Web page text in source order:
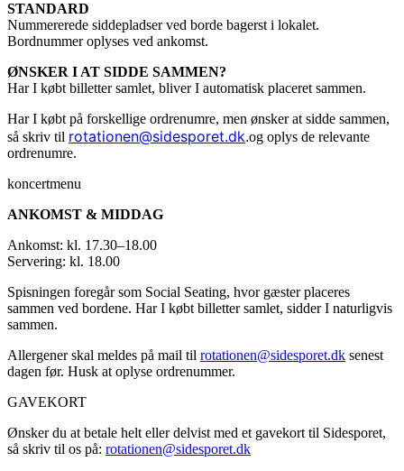
STANDARD
Nummererede siddepladser ved borde bagerst i lokalet.
Bordnummer oplyses ved ankomst.
ØNSKER I AT SIDDE SAMMEN?
Har I købt billetter samlet, bliver I automatisk placeret sammen.
Har I købt på forskellige ordrenumre, men ønsker at sidde sammen,
så skriv til rotationen@sidesporet.dk.og oplys de relevante
ordrenumre.
koncertmenu
ANKOMST & MIDDAG
Ankomst: kl. 17.30–18.00
Servering: kl. 18.00
Spisningen foregår som Social Seating, hvor gæster placeres
sammen ved bordene. Har I købt billetter samlet, sidder I naturligvis
sammen.
Allergener skal meldes på mail til rotationen@sidesporet.dk senest
dagen før. Husk at oplyse ordrenummer.
GAVEKORT
Ønsker du at betale helt eller delvist med et gavekort til Sidesporet,
så skriv til os på: rotationen@sidesporet.dk